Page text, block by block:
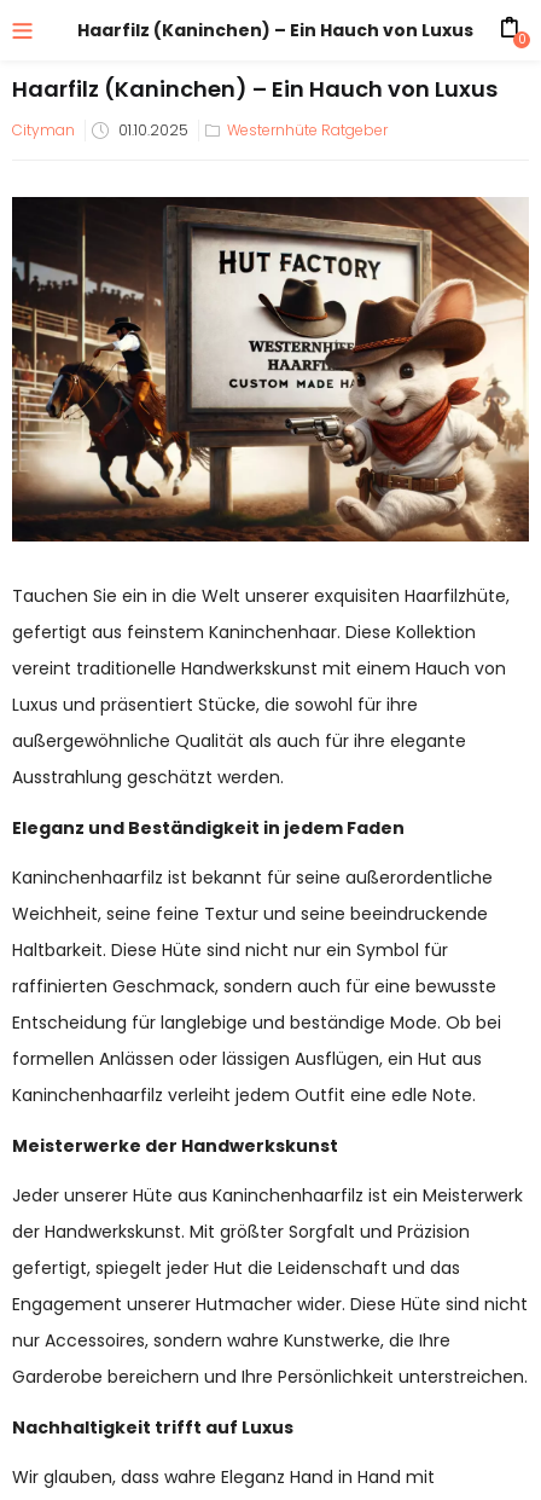
Haarfilz (Kaninchen) – Ein Hauch von Luxus 0
Haarfilz (Kaninchen) – Ein Hauch von Luxus
Cityman
Veröffentlicht
01.10.2025 Westernhüte Ratgeber
Tauchen Sie ein in die Welt unserer exquisiten Haarfilzhüte,
gefertigt aus feinstem Kaninchenhaar. Diese Kollektion
vereint traditionelle Handwerkskunst mit einem Hauch von
Luxus und präsentiert Stücke, die sowohl für ihre
außergewöhnliche Qualität als auch für ihre elegante
Ausstrahlung geschätzt werden.
Eleganz und Beständigkeit in jedem Faden
Kaninchenhaarfilz ist bekannt für seine außerordentliche
Weichheit, seine feine Textur und seine beeindruckende
Haltbarkeit. Diese Hüte sind nicht nur ein Symbol für
raffinierten Geschmack, sondern auch für eine bewusste
Entscheidung für langlebige und beständige Mode. Ob bei
formellen Anlässen oder lässigen Ausflügen, ein Hut aus
Kaninchenhaarfilz verleiht jedem Outfit eine edle Note.
Meisterwerke der Handwerkskunst
Jeder unserer Hüte aus Kaninchenhaarfilz ist ein Meisterwerk
der Handwerkskunst. Mit größter Sorgfalt und Präzision
gefertigt, spiegelt jeder Hut die Leidenschaft und das
Engagement unserer Hutmacher wider. Diese Hüte sind nicht
nur Accessoires, sondern wahre Kunstwerke, die Ihre
Garderobe bereichern und Ihre Persönlichkeit unterstreichen.
Nachhaltigkeit trifft auf Luxus
Wir glauben, dass wahre Eleganz Hand in Hand mit